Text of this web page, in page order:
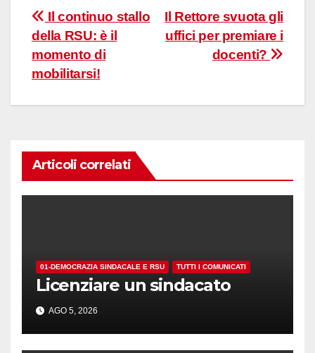
Navigazione
articoli
Il Rettore svuota gli
uffici per premiare i
docenti?
Il continuo stallo
della RSU: è il
momento di
mobilitarsi!
Articoli correlati
01-DEMOCRAZIA SINDACALE E RSU TUTTI I COMUNICATI
Licenziare un sindacato
AGO 5, 2026